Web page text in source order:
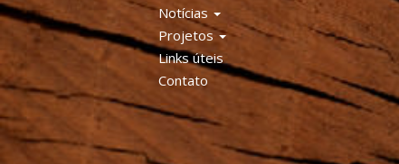
Notícias
Projetos
Links úteis
Contato